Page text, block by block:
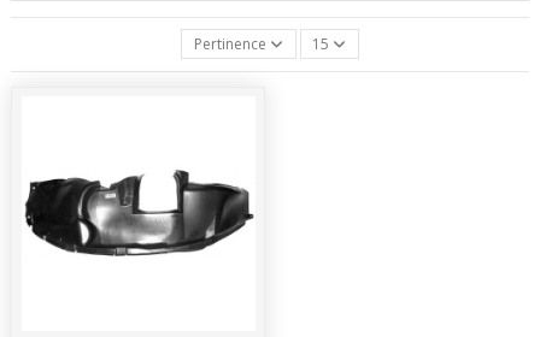
Pertinence 15